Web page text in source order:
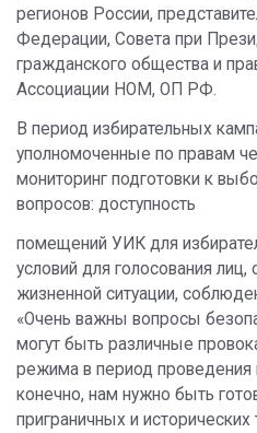
регионов России,
Федерации, Совета при
гражданского общества и
Ассоциации НОМ, ОП РФ.
В период избирательных
уполномоченные по правам
мониторинг подготовки к
вопросов: доступность
помещений УИК для
условий для голосования лиц,
жизненной ситуации,
«Очень важны вопросы
могут быть различные
режима в период проведения
конечно, нам нужно быть
приграничных и